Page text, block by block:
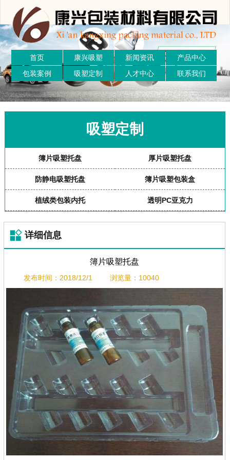
首页 康兴吸塑 新闻资讯
产品中心
包装案例
吸塑定制 人才中心 联系我们
吸塑定制
簿片吸塑托盘 厚片吸塑托盘
防静电吸塑托盘 簿片吸塑包装盒
植绒类包装内托 透明PC亚克力
详细信息
簿片吸塑托盘
发布时间：2018/12/1 浏览量：10040